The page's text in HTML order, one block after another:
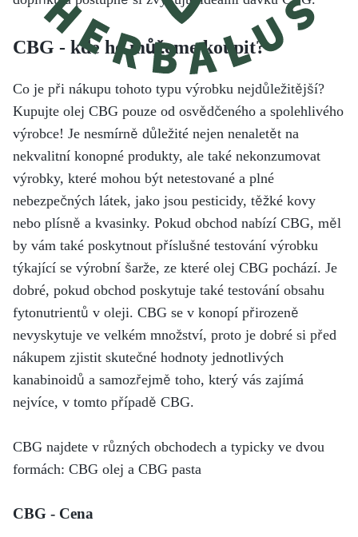
CBG - kde ho můžeme koupit?
Co je při nákupu tohoto typu výrobku nejdůležitější?
Kupujte olej CBG pouze od osvědčeného a spolehlivého
výrobce! Je nesmírně důležité nejen nenaletět na
nekvalitní konopné produkty, ale také nekonzumovat
výrobky, které mohou být netestované a plné
nebezpečných látek, jako jsou pesticidy, těžké kovy
nebo plísně a kvasinky. Pokud obchod nabízí CBG, měl
by vám také poskytnout příslušné testování výrobku
týkající se výrobní šarže, ze které olej CBG pochází. Je
dobré, pokud obchod poskytuje také testování obsahu
fytonutrientů v oleji. CBG se v konopí přirozeně
nevyskytuje ve velkém množství, proto je dobré si před
nákupem zjistit skutečné hodnoty jednotlivých
kanabinoidů a samozřejmě toho, který vás zajímá
nejvíce, v tomto případě CBG.
CBG najdete v různých obchodech a typicky ve dvou
formách: CBG olej a CBG pasta
CBG - Cena